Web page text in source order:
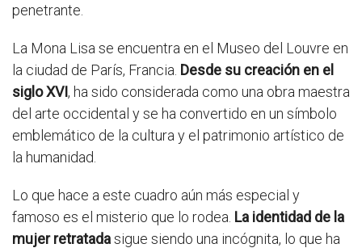
penetrante.
La Mona Lisa se encuentra en el Museo del Louvre en
la ciudad de París, Francia. Desde su creación en el
siglo XVI, ha sido considerada como una obra maestra
del arte occidental y se ha convertido en un símbolo
emblemático de la cultura y el patrimonio artístico de
la humanidad.
Lo que hace a este cuadro aún más especial y
famoso es el misterio que lo rodea. La identidad de la
mujer retratadasigue siendo una incógnita, lo que ha